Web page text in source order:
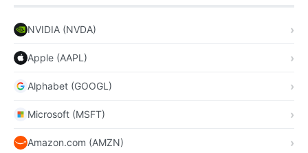
NVIDIA (NVDA)
Apple (AAPL)
Alphabet (GOOGL)
Microsoft (MSFT)
Amazon.com (AMZN)